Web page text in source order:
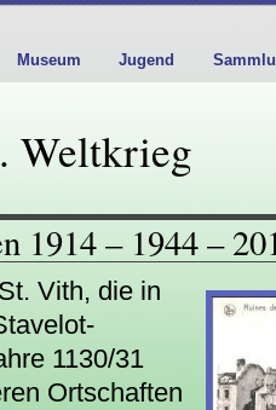
Museum Jugend
Weltkrieg
1914 – 1944 –
Vith, die in
1130/31
Ortschaften